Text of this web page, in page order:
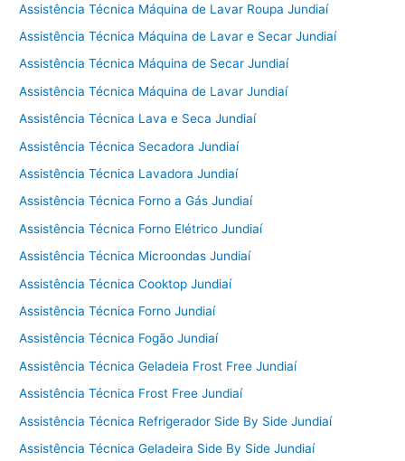
Assistência Técnica Máquina de Lavar Roupa Jundiaí
Assistência Técnica Máquina de Lavar e Secar Jundiaí
Assistência Técnica Máquina de Secar Jundiaí
Assistência Técnica Máquina de Lavar Jundiaí
Assistência Técnica Lava e Seca Jundiaí
Assistência Técnica Secadora Jundiaí
Assistência Técnica Lavadora Jundiaí
Assistência Técnica Forno a Gás Jundiaí
Assistência Técnica Forno Elétrico Jundiaí
Assistência Técnica Microondas Jundiaí
Assistência Técnica Cooktop Jundiaí
Assistência Técnica Forno Jundiaí
Assistência Técnica Fogão Jundiaí
Assistência Técnica Geladeia Frost Free Jundiaí
Assistência Técnica Frost Free Jundiaí
Assistência Técnica Refrigerador Side By Side Jundiaí
Assistência Técnica Geladeira Side By Side Jundiaí